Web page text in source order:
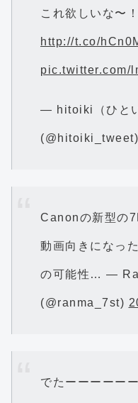
これ欲しいな〜！
http://t.co/
pic.twitter.com/
— hitoiki（ひと
(@hitoiki_tweet)
Canonの新型の
動画向きになっ
の可能性… —
(@ranma_7st)
でたーーーーー